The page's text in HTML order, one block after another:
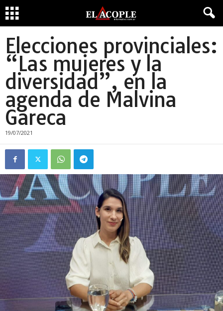
Elecciones provinciales:
“Las mujeres y la
diversidad”, en la
agenda de Malvina
Gareca
19/07/2021